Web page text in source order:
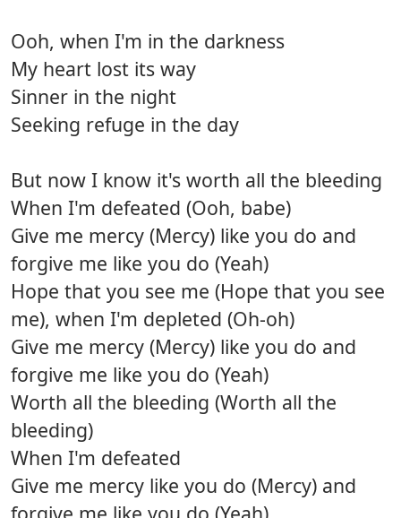
Ooh, when I'm in the darkness
My heart lost its way
Sinner in the night
Seeking refuge in the day
But now I know it's worth all the bleeding
When I'm defeated (Ooh, babe)
Give me mercy (Mercy) like you do and
forgive me like you do (Yeah)
Hope that you see me (Hope that you see
me), when I'm depleted (Oh-oh)
Give me mercy (Mercy) like you do and
forgive me like you do (Yeah)
Worth all the bleeding (Worth all the
bleeding)
When I'm defeated
Give me mercy like you do (Mercy) and